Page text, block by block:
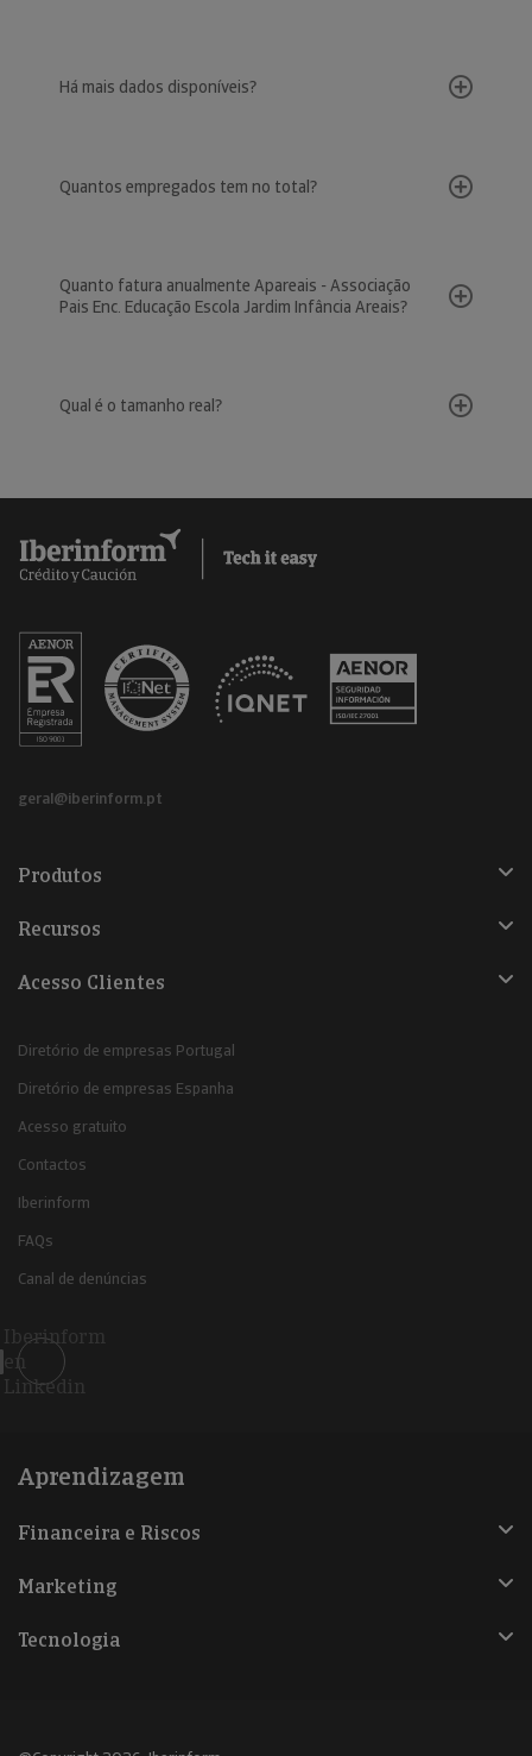
Há mais dados disponíveis?
Quantos empregados tem no total?
Quanto fatura anualmente Apareais - Associação
Pais Enc. Educação Escola Jardim Infância Areais?
Qual é o tamanho real?
geral@iberinform.pt
Produtos
Recursos
Acesso Clientes
Diretório de empresas Portugal
Diretório de empresas Espanha
Acesso gratuito
Contactos
Iberinform
FAQs
Canal de denúncias
Iberinform
en
Linkedin
Aprendizagem
Financeira e Riscos
Marketing
Tecnologia